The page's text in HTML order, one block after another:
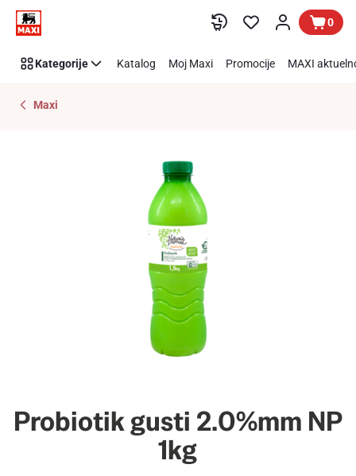
Preskoči link 0
Kategorije Katalog Moj Maxi Promocije MAXI
Maxi
Probiotik gusti 2.0%mm NP
1kg